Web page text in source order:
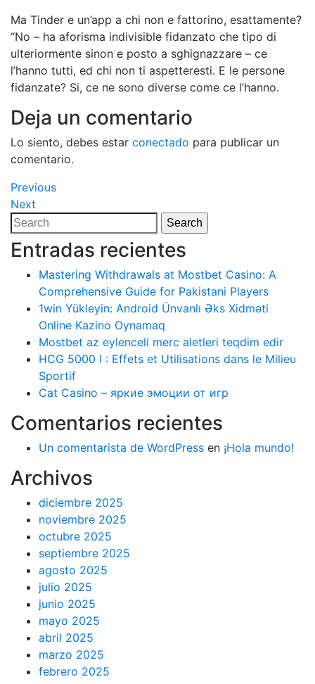
Ma Tinder e un’app a chi non e fattorino, esattamente?
“No – ha aforisma indivisible fidanzato che tipo di
ulteriormente sinon e posto a sghignazzare – ce
l’hanno tutti, ed chi non ti aspetteresti. E le persone
fidanzate? Si, ce ne sono diverse come ce l’hanno.
Deja un comentario
Lo siento, debes estar conectado para publicar un
comentario.
Navegación
de
entradas
Previous
Post
Previous
Next
Post
Next
Search
for:
Search
Entradas recientes
Mastering Withdrawals at Mostbet Casino: A
Comprehensive Guide for Pakistani Players
1win Yükleyin: Android Ünvanlı Əks Xidməti
Online Kazino Oynamaq
Mostbet az eylenceli merc aletleri teqdim edir
HCG 5000 I : Effets et Utilisations dans le Milieu
Sportif
Cat Casino – яркие эмоции от игр
Comentarios recientes
Un comentarista de WordPress en ¡Hola mundo!
Archivos
diciembre 2025
noviembre 2025
octubre 2025
septiembre 2025
agosto 2025
julio 2025
junio 2025
mayo 2025
abril 2025
marzo 2025
febrero 2025